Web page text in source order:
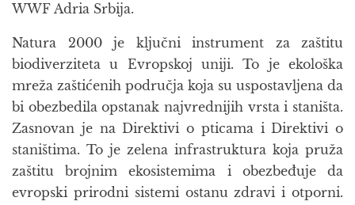
WWF Adria Srbija.
Natura 2000 je ključni instrument za zaštitu
biodiverziteta u Evropskoj uniji. To je ekološka
mreža zaštićenih područja koja su uspostavljena da
bi obezbedila opstanak najvrednijih vrsta i staništa.
Zasnovan je na Direktivi o pticama i Direktivi o
staništima. To je zelena infrastruktura koja pruža
zaštitu brojnim ekosistemima i obezbeđuje da
evropski prirodni sistemi ostanu zdravi i otporni.